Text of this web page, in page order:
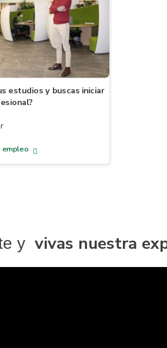
estudios y buscas iniciar
empleo
y vivas nuestra